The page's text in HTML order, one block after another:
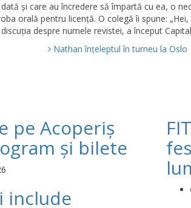
şi care au încredere să împartă cu ea, o
orală pentru licență. O colegă îi spune:
despre numele revistei, a început
Nathan înțeleptul în turneu la Oslo
pe Acoperiș
și bilete
include